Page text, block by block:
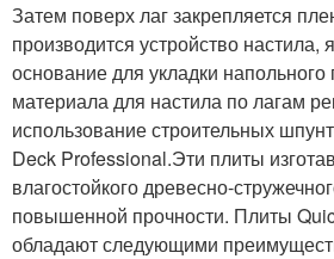
Затем поверх лаг закрепляется
производится устройство настила,
основание для укладки
материала для настила по лагам
использование строительных
Deck Professional.Эти плиты
влагостойкого древесно-
повышенной прочности. Плиты
обладают следующими